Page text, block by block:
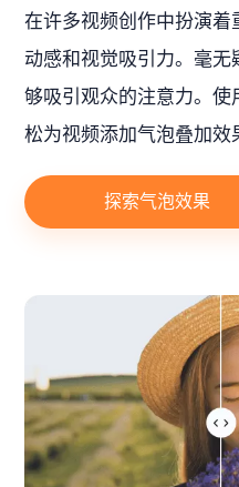
在许多视频创作中扮演
动感和视觉吸引力。毫
够吸引观众的注意力。使
松为视频添加气泡叠加效
探索气泡效果